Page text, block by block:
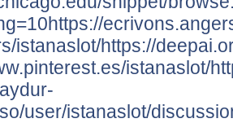
https://
istanaslot/https://
istanaslot/
user/istanaslot/